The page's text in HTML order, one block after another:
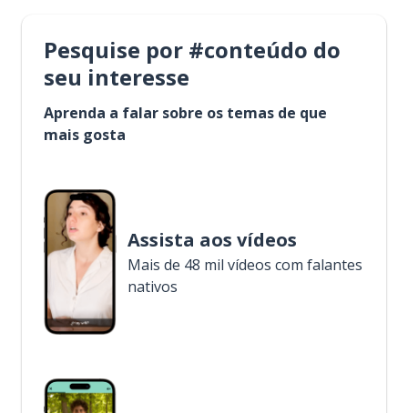
Pesquise por #conteúdo do
seu interesse
Aprenda a falar sobre os temas de que
mais gosta
Assista aos vídeos
Mais de 48 mil vídeos com falantes
nativos